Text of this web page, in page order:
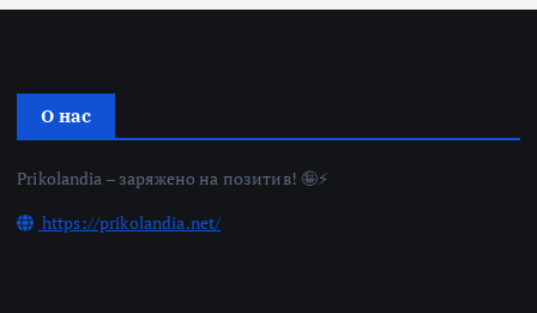
О нас
Prikolandia – заряжено на позитив! 🤪⚡
https://prikolandia.net/